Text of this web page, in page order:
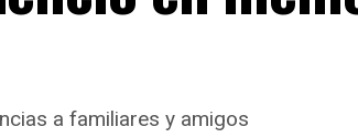
a familiares y amigos